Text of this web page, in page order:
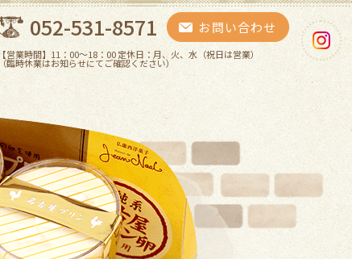
052-531-8571 お問い合わせ
【営業時間】11：00～18：00 定休日：月、火、水（祝日は営業）
（臨時休業はお知らせにてご確認ください）